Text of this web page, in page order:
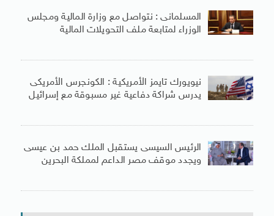
المسلمانى : نتواصل مع وزارة المالية ومجلس
الوزراء لمتابعة ملف التحويلات المالية
نيويورك تايمز الأمريكية : الكونجرس الأمريكى
يدرس شراكة دفاعية غير مسبوقة مع إسرائيل
الرئيس السيسى يستقبل الملك حمد بن عيسى
ويجدد موقف مصر الداعم لمملكة البحرين